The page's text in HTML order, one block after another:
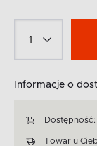
Informacje o
Dostępność:
Towar u